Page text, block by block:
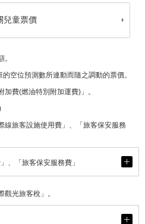
兒童票價
的空位預測數所連動而隨之調動的票價。
費(燃油特別附加運費)」。
線旅客設施使用費」、「旅客保安服務
、「旅客保安服務費」
開
光旅客稅」。
開